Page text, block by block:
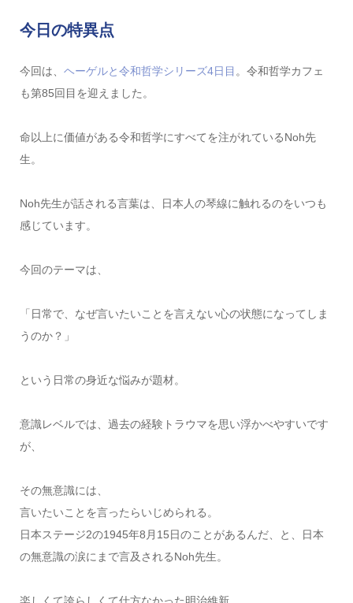
今日の特異点
今回は、 ヘーゲルと令和哲学シリーズ4日目 。令和哲学カフェ
も第85回目を迎えました。
命以上に価値がある令和哲学にすべてを注がれているNoh先
生。
Noh先生が話される言葉は、日本人の琴線に触れるのをいつも
感じています。
今回のテーマは、
「日常で、なぜ言いたいことを言えない心の状態になってしま
うのか？」
という日常の身近な悩みが題材。
意識レベルでは、過去の経験トラウマを思い浮かべやすいです
が、
その無意識には、
言いたいことを言ったらいじめられる。
日本ステージ2の1945年8月15日のことがあるんだ、と、日本
の無意識の涙にまで言及されるNoh先生。
楽しくて誇らしくて仕方なかった明治維新。